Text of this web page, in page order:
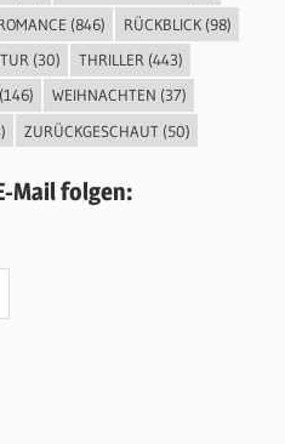
(846) RÜCKBLICK(98)
(30) THRILLER (443)
WEIHNACHTEN (37)
ZURÜCKGESCHAUT(50)
Mail folgen: